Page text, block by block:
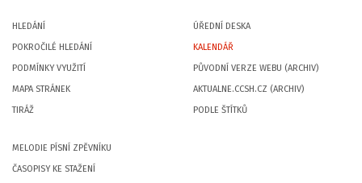
HLEDÁNÍ
POKROČILÉ HLEDÁNÍ
PODMÍNKY VYUŽITÍ
MAPA STRÁNEK
TIRÁŽ
ÚŘEDNÍ DESKA
KALENDÁŘ
PŮVODNÍ VERZE WEBU (ARCHIV)
AKTUALNE.CCSH.CZ (ARCHIV)
PODLE ŠTÍTKŮ
MELODIE PÍSNÍ ZPĚVNÍKU
ČASOPISY KE STAŽENÍ